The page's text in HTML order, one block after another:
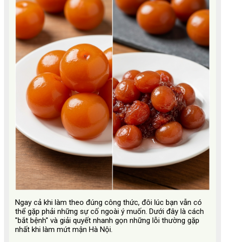
Ngay cả khi làm theo đúng công thức, đôi lúc bạn vẫn có
thể gặp phải những sự cố ngoài ý muốn. Dưới đây là cách
"bắt bệnh" và giải quyết nhanh gọn những lỗi thường gặp
nhất khi làm mứt mận Hà Nội.